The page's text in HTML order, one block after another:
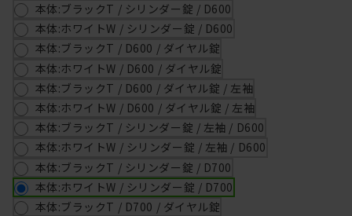
本体:ブラックT / シリンダー錠 / D600
本体:ホワイトW / シリンダー錠 / D600
本体:ブラックT / D600 / ダイヤル錠
本体:ホワイトW / D600 / ダイヤル錠
本体:ブラックT / D600 / ダイヤル錠 / 左袖
本体:ホワイトW / D600 / ダイヤル錠 / 左袖
本体:ブラックT / シリンダー錠 / 左袖 / D600
本体:ホワイトW / シリンダー錠 / 左袖 / D600
本体:ブラックT / シリンダー錠 / D700
本体:ホワイトW / シリンダー錠 / D700
本体:ブラックT / D700 / ダイヤル錠